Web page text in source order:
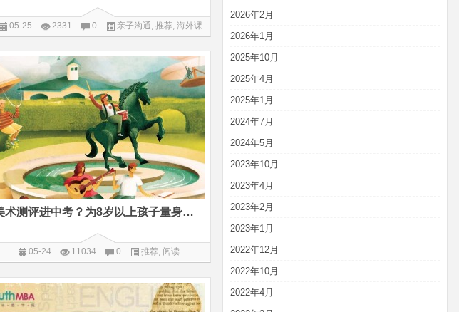
2026年2月
2026年1月
2025年10月
2025年4月
2025年1月
2024年7月
2024年5月
2023年10月
2023年4月
2023年2月
2023年1月
2022年12月
2022年10月
2022年4月
05-25 2331 0 亲子沟通 推荐, 海外课
堂
美术测评进中考？为8岁以上孩子量身定制的艺术启蒙好书
05-24 11034 0 推荐, 阅读